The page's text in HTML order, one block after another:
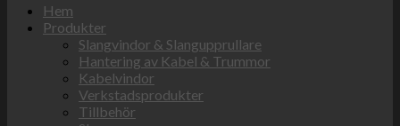
Hem
Produkter
Slangvindor & Slangupprullare
Hantering av Kabel & Trummor
Kabelvindor
Verkstadsprodukter
Tillbehör